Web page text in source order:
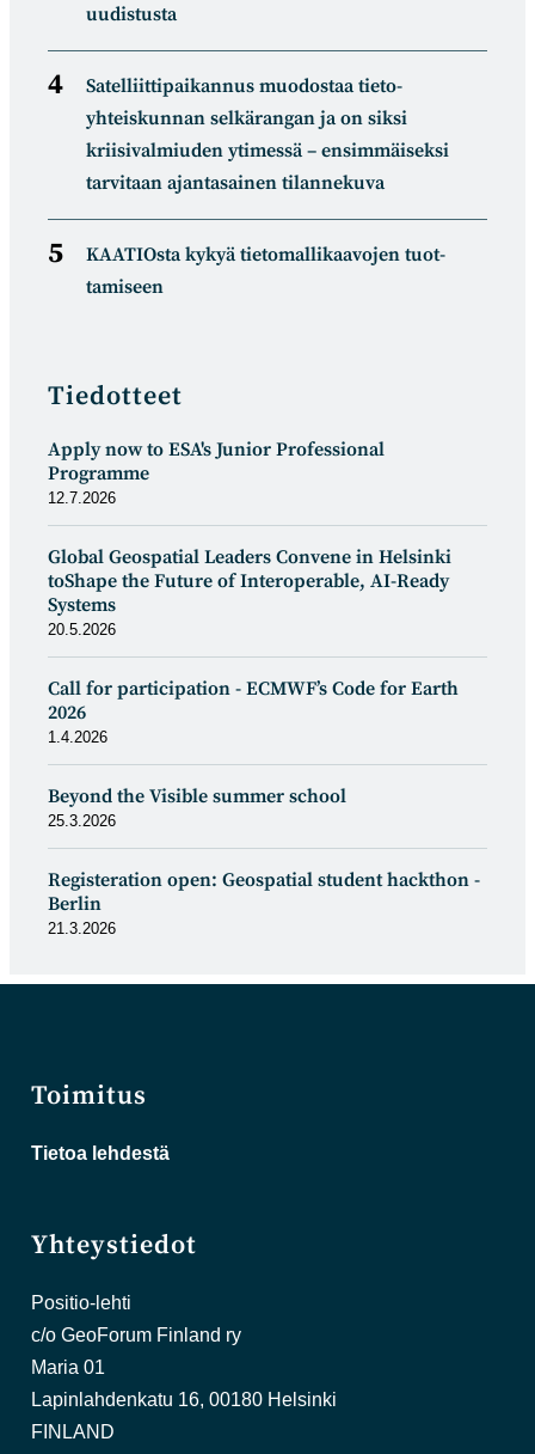
uudistusta
Satelliitti­paikannus muodostaa tieto­
yhteiskunnan selkä­rangan ja on siksi
kriisivalmiuden ytimessä – ensimmäiseksi
tarvitaan ajantasainen tilannekuva
KAATIOsta kykyä tietomal­likaa­vojen tuot­
tamiseen
Tiedotteet
Apply now to ESA's Junior Professional
Programme
12.7.2026
Global Geospatial Leaders Convene in Helsinki
toShape the Future of Interoperable, AI-Ready
Systems
20.5.2026
Call for participation - ECMWF’s Code for Earth
2026
1.4.2026
Beyond the Visible summer school
25.3.2026
Registeration open: Geospatial student hackthon -
Berlin
21.3.2026
Toimitus
Tietoa lehdestä
Yhteystiedot
Positio-lehti
c/o GeoForum Finland ry
Maria 01
Lapinlahdenkatu 16, 00180 Helsinki
FINLAND